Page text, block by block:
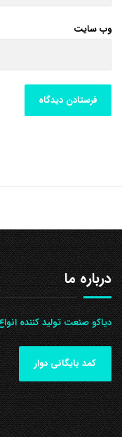
وب‌ سایت
درباره ما
دیاکو صنعت تولید کننده
کمد بایگانی دوار